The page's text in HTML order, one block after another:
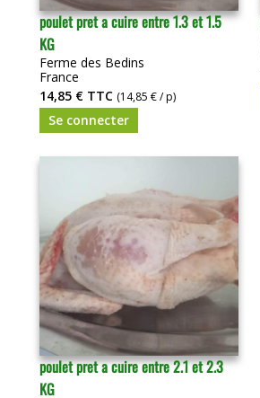
poulet pret a cuire entre 1.3 et 1.5
KG
Ferme des Bedins
France
14,85 € TTC (14,85 € / p)
Se connecter
poulet pret a cuire entre 2.1 et 2.3
KG